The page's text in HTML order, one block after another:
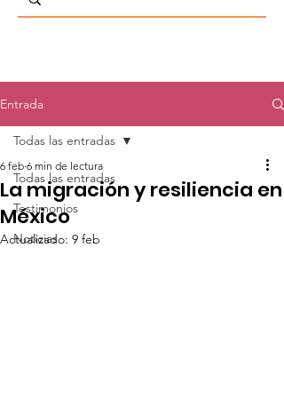
Entrada
Todas las entradas
Testimonios
Noticias
Todas las entradas
La migración y resiliencia en
México
6 feb 6 min de lectura
Actualizado: 9 feb